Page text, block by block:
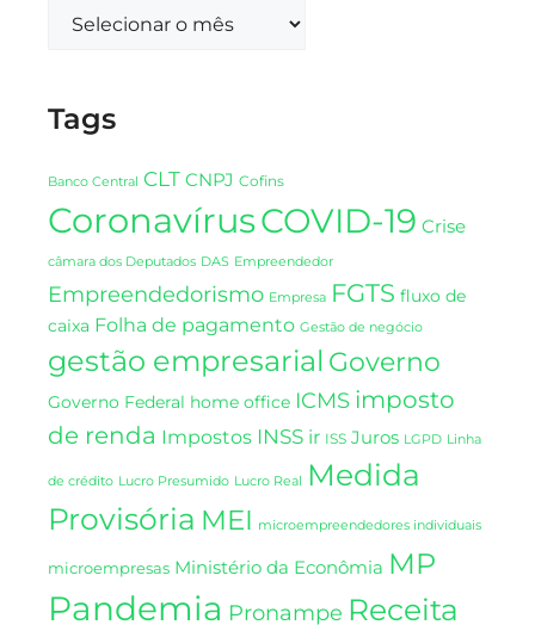
Tags
Banco Central CLT CNPJ Cofins
CoronavírusCOVID-19 Crise
câmara dos Deputados DAS Empreendedor
Empreendedorismo Empresa FGTS fluxo de
caixa Folha de pagamento Gestão de negócio
gestão empresarial Governo
Governo Federal home office ICMS imposto
de renda Impostos INSS ir ISS Juros LGPD Linha
de crédito Lucro Presumido Lucro Real
Medida
Provisória MEI microempreendedores individuais
microempresas Ministério da Econômia MP
Pandemia Pronampe Receita